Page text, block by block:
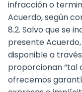
infracción o
Acuerdo, según
8.2. Salvo que se
presente
disponible a
proporcionan “tal
ofrecemos